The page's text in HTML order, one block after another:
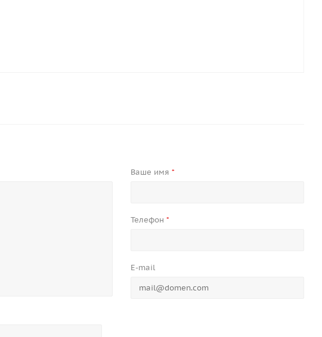
Ваше имя*
Телефон*
E-mail